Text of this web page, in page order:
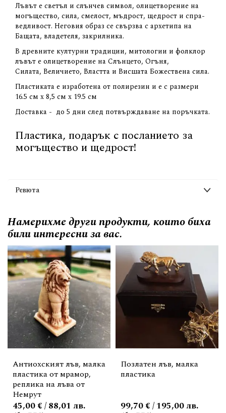
Лъвът е светъл и слънчев символ, олицетворение на
могъщество, сила, смелост, мъдрост, щедрост и спра­­­
ведливост. Неговия образ се свързва с архетипа на
Бащата, владетеля, закрилника.
В древните културни традиции, митологии и фолклор
лъвът е олицетворение на Слънцето, Огъня,
Силата, Величието, Властта и Висшата Божествена сила.
Пластиката е изработена от полирезин и е с размери
16.5 см х 8,5 см х 19.5 см
Доставка - до 5 дни след потвърждаване на поръчката.
Пластика, подарък с посланието за
могъщество и щедрост!
Ревюта
Намерихме други продукти, които биха
били интересни за вас.
Антиохският лъв, малка
пластика от мрамор,
реплика на лъва от
Немрут
45,00 € / 88,01 лв.
Позлатен лъв, малка
пластика
99,70 € / 195,00 лв.